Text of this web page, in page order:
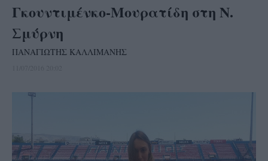
Γκουντιμένκο-Μουρατίδη στη Ν.
Σμύρνη
ΠΑΝΑΓΙΩΤΗΣ ΚΑΛΛΙΜΑΝΗΣ